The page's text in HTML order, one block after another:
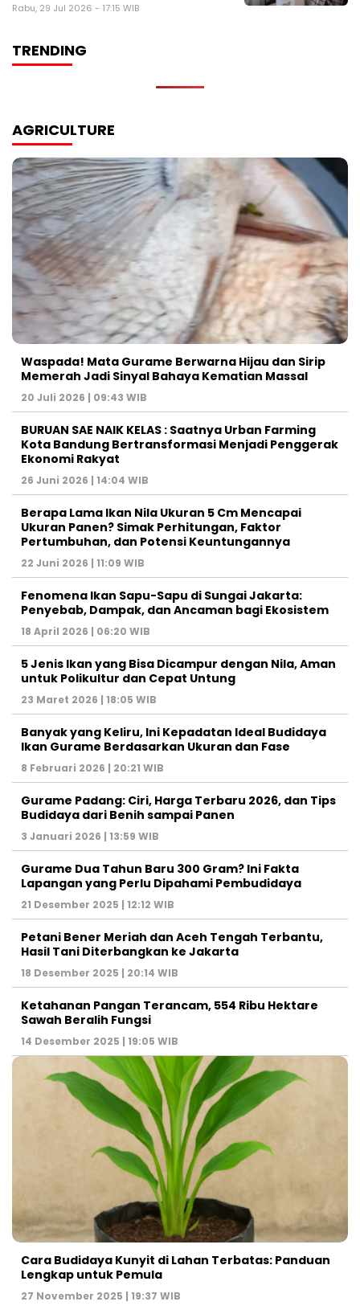
Rabu, 29 Jul 2026 - 17:15 WIB
TRENDING
AGRICULTURE
Waspada! Mata Gurame Berwarna Hijau dan Sirip
Memerah Jadi Sinyal Bahaya Kematian Massal
20 Juli 2026 | 09:43 WIB
BURUAN SAE NAIK KELAS : Saatnya Urban Farming
Kota Bandung Bertransformasi Menjadi Penggerak
Ekonomi Rakyat
26 Juni 2026 | 14:04 WIB
Berapa Lama Ikan Nila Ukuran 5 Cm Mencapai
Ukuran Panen? Simak Perhitungan, Faktor
Pertumbuhan, dan Potensi Keuntungannya
22 Juni 2026 | 11:09 WIB
Fenomena Ikan Sapu-Sapu di Sungai Jakarta:
Penyebab, Dampak, dan Ancaman bagi Ekosistem
18 April 2026 | 06:20 WIB
5 Jenis Ikan yang Bisa Dicampur dengan Nila, Aman
untuk Polikultur dan Cepat Untung
23 Maret 2026 | 18:05 WIB
Banyak yang Keliru, Ini Kepadatan Ideal Budidaya
Ikan Gurame Berdasarkan Ukuran dan Fase
8 Februari 2026 | 20:21 WIB
Gurame Padang: Ciri, Harga Terbaru 2026, dan Tips
Budidaya dari Benih sampai Panen
3 Januari 2026 | 13:59 WIB
Gurame Dua Tahun Baru 300 Gram? Ini Fakta
Lapangan yang Perlu Dipahami Pembudidaya
21 Desember 2025 | 12:12 WIB
Petani Bener Meriah dan Aceh Tengah Terbantu,
Hasil Tani Diterbangkan ke Jakarta
18 Desember 2025 | 20:14 WIB
Ketahanan Pangan Terancam, 554 Ribu Hektare
Sawah Beralih Fungsi
14 Desember 2025 | 19:05 WIB
Cara Budidaya Kunyit di Lahan Terbatas: Panduan
Lengkap untuk Pemula
27 November 2025 | 19:37 WIB